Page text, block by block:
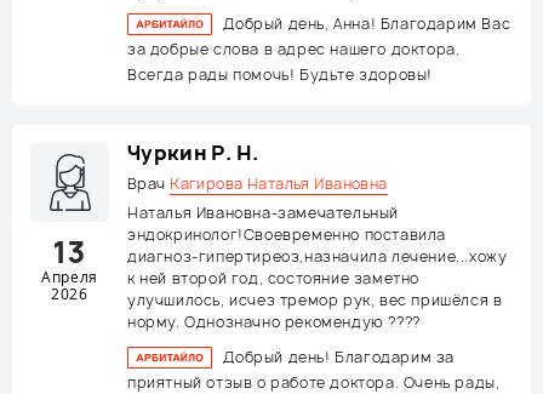
Добрый день, Анна! Благодарим Вас
за добрые слова в адрес нашего доктора.
Всегда рады помочь! Будьте здоровы!
13
Апреля
2026
Чуркин Р. Н.
Врач Кагирова Наталья Ивановна
Наталья Ивановна-замечательный
эндокринолог!Своевременно поставила
диагноз-гипертиреоз,назначила лечение...хожу
к ней второй год, состояние заметно
улучшилось, исчез тремор рук, вес пришёлся в
норму. Однозначно рекомендую ????
Добрый день! Благодарим за
приятный отзыв о работе доктора. Очень рады,